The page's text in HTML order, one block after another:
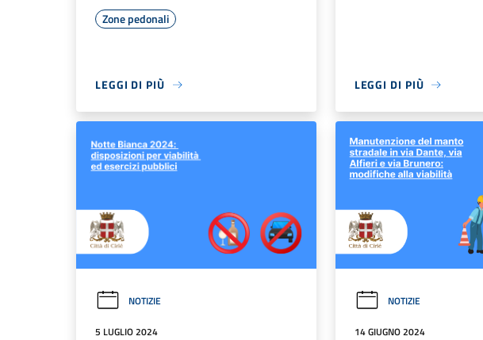
Zone pedonali
LEGGI DI PIÙ LEGGI DI PIÙ
NOTIZIE
5 LUGLIO 2024
NOTIZIE
14 GIUGNO 2024